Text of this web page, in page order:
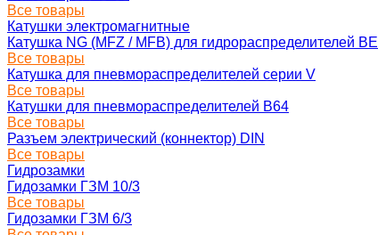
Все товары
Катушки электромагнитные
Катушка NG (MFZ / MFB) для гидрораспределителей ВЕ
Все товары
Катушка для пневмораспределителей серии V
Все товары
Катушки для пневмораспределителей В64
Все товары
Разъем электрический (коннектор) DIN
Все товары
Гидрозамки
Гидозамки ГЗМ 10/3
Все товары
Гидозамки ГЗМ 6/3